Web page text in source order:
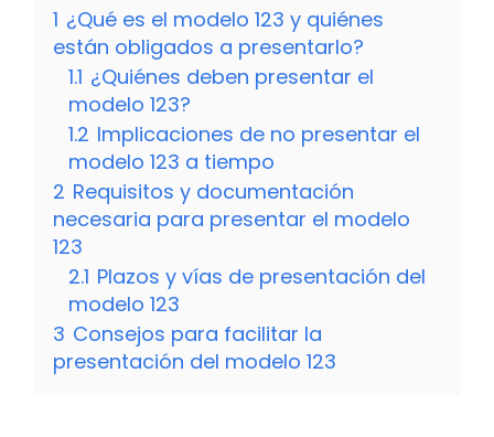
1 ¿Qué es el modelo 123 y quiénes
están obligados a presentarlo?
1.1 ¿Quiénes deben presentar el
modelo 123?
1.2 Implicaciones de no presentar el
modelo 123 a tiempo
2 Requisitos y documentación
necesaria para presentar el modelo
123
2.1 Plazos y vías de presentación del
modelo 123
3 Consejos para facilitar la
presentación del modelo 123